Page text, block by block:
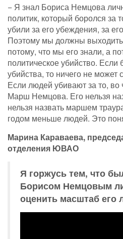
− Я знал Бориса Немцова
политик, который боролся за
убили за его убеждения, за
Поэтому мы должны
потому, что мы его знали, а
политическое убийство. Если
убийства, то ничего не может
Если людей убивают за то, во
Марш Немцова. Его нельзя
нельзя назвать маршем
годом меньше людей. Это
Марина Караваева,
отделения ЮВАО
Я горжусь тем, что
Борисом Немцовым
оценить масштаб его